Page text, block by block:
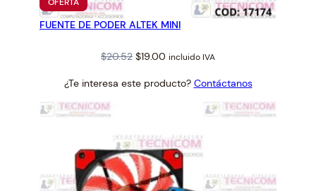
OFERTA
EN
OFERTA
FUENTE DE PODER ALTEK MINI
$20.52 Original
was:
$19.00 Current
is:
incluido IVA
¿Te interesa este producto? Contáctanos